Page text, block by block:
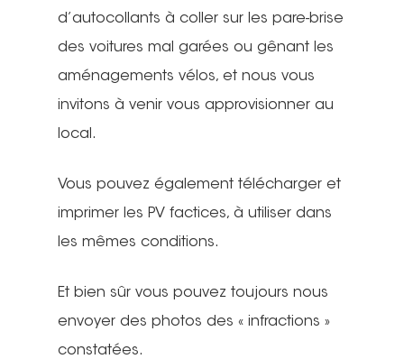
d’autocollants à coller sur les pare-brise
des voitures mal garées ou gênant les
aménagements vélos, et nous vous
invitons à venir vous approvisionner au
local.
Vous pouvez également télécharger et
imprimer les PV factices, à utiliser dans
les mêmes conditions.
Et bien sûr vous pouvez toujours nous
envoyer des photos des « infractions »
constatées.